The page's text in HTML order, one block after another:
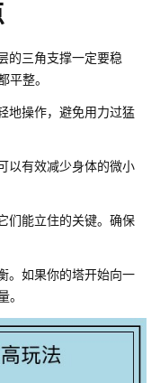
的三角支撑一定要稳
整。
地操作，避免用力过猛
以有效减少身体的微小
们能立住的关键。确保
。如果你的塔开始向一